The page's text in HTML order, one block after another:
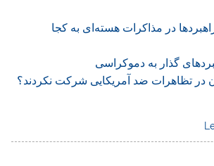
در مذاکرات هسته‌ای به کجا
گذار به دموکراسی
در تظاهرات ضد آمريکايی شرکت نکردند؟